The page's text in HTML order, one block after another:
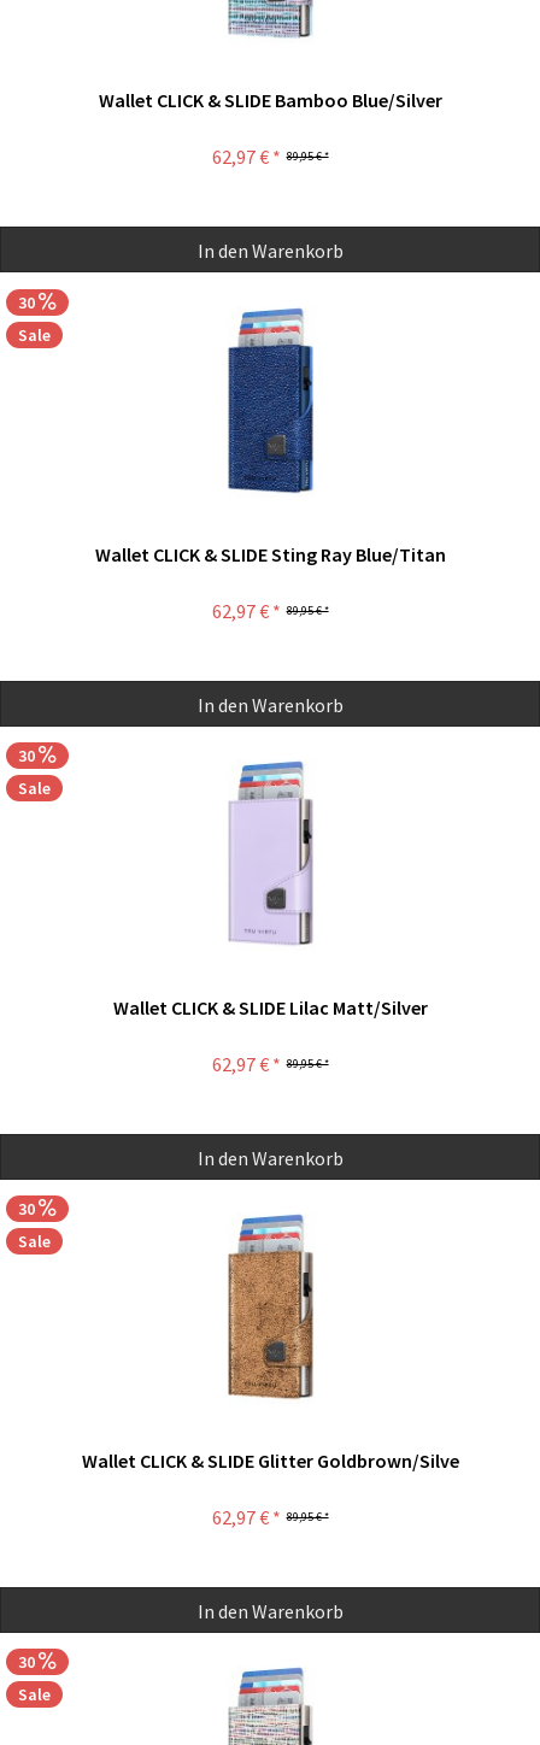
Wallet CLICK & SLIDE Bamboo Blue/Silver
89,95 € *
62,97 € *
In den Warenkorb
30
Sale
Wallet CLICK & SLIDE Sting Ray Blue/Titan
89,95 € *
62,97 € *
In den Warenkorb
30
Sale
Wallet CLICK & SLIDE Lilac Matt/Silver
89,95 € *
62,97 € *
In den Warenkorb
30
Sale
Wallet CLICK & SLIDE Glitter Goldbrown/Silve
89,95 € *
62,97 € *
In den Warenkorb
30
Sale